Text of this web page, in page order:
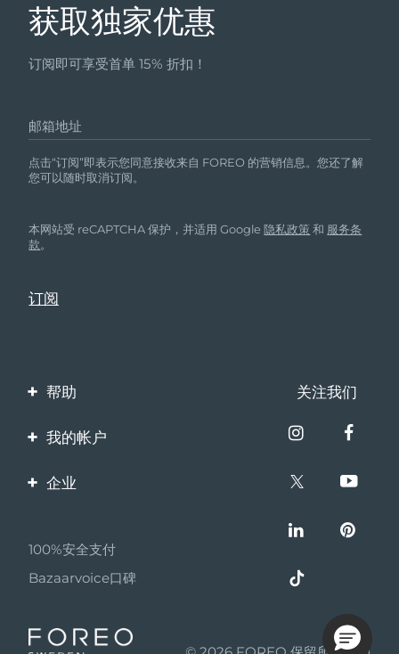
获取独家优惠
订阅即可享受首单 15% 折扣！
邮箱地址
点击“订阅”即表示您同意接收来自 FOREO 的营销信息。您还了解
您可以随时取消订阅。
本网站受 reCAPTCHA 保护，并适用 Google隐私政策 和 服务条
款。
帮助
联系我们
关注我们
我的帐户
产品注册
企业
伙伴计划
联盟新闻
100%安全支付
Bazaarvoice口碑